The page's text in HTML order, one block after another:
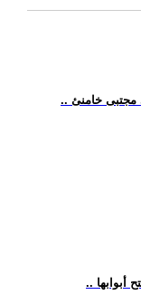
مجتبى خامنئ
أبوابها